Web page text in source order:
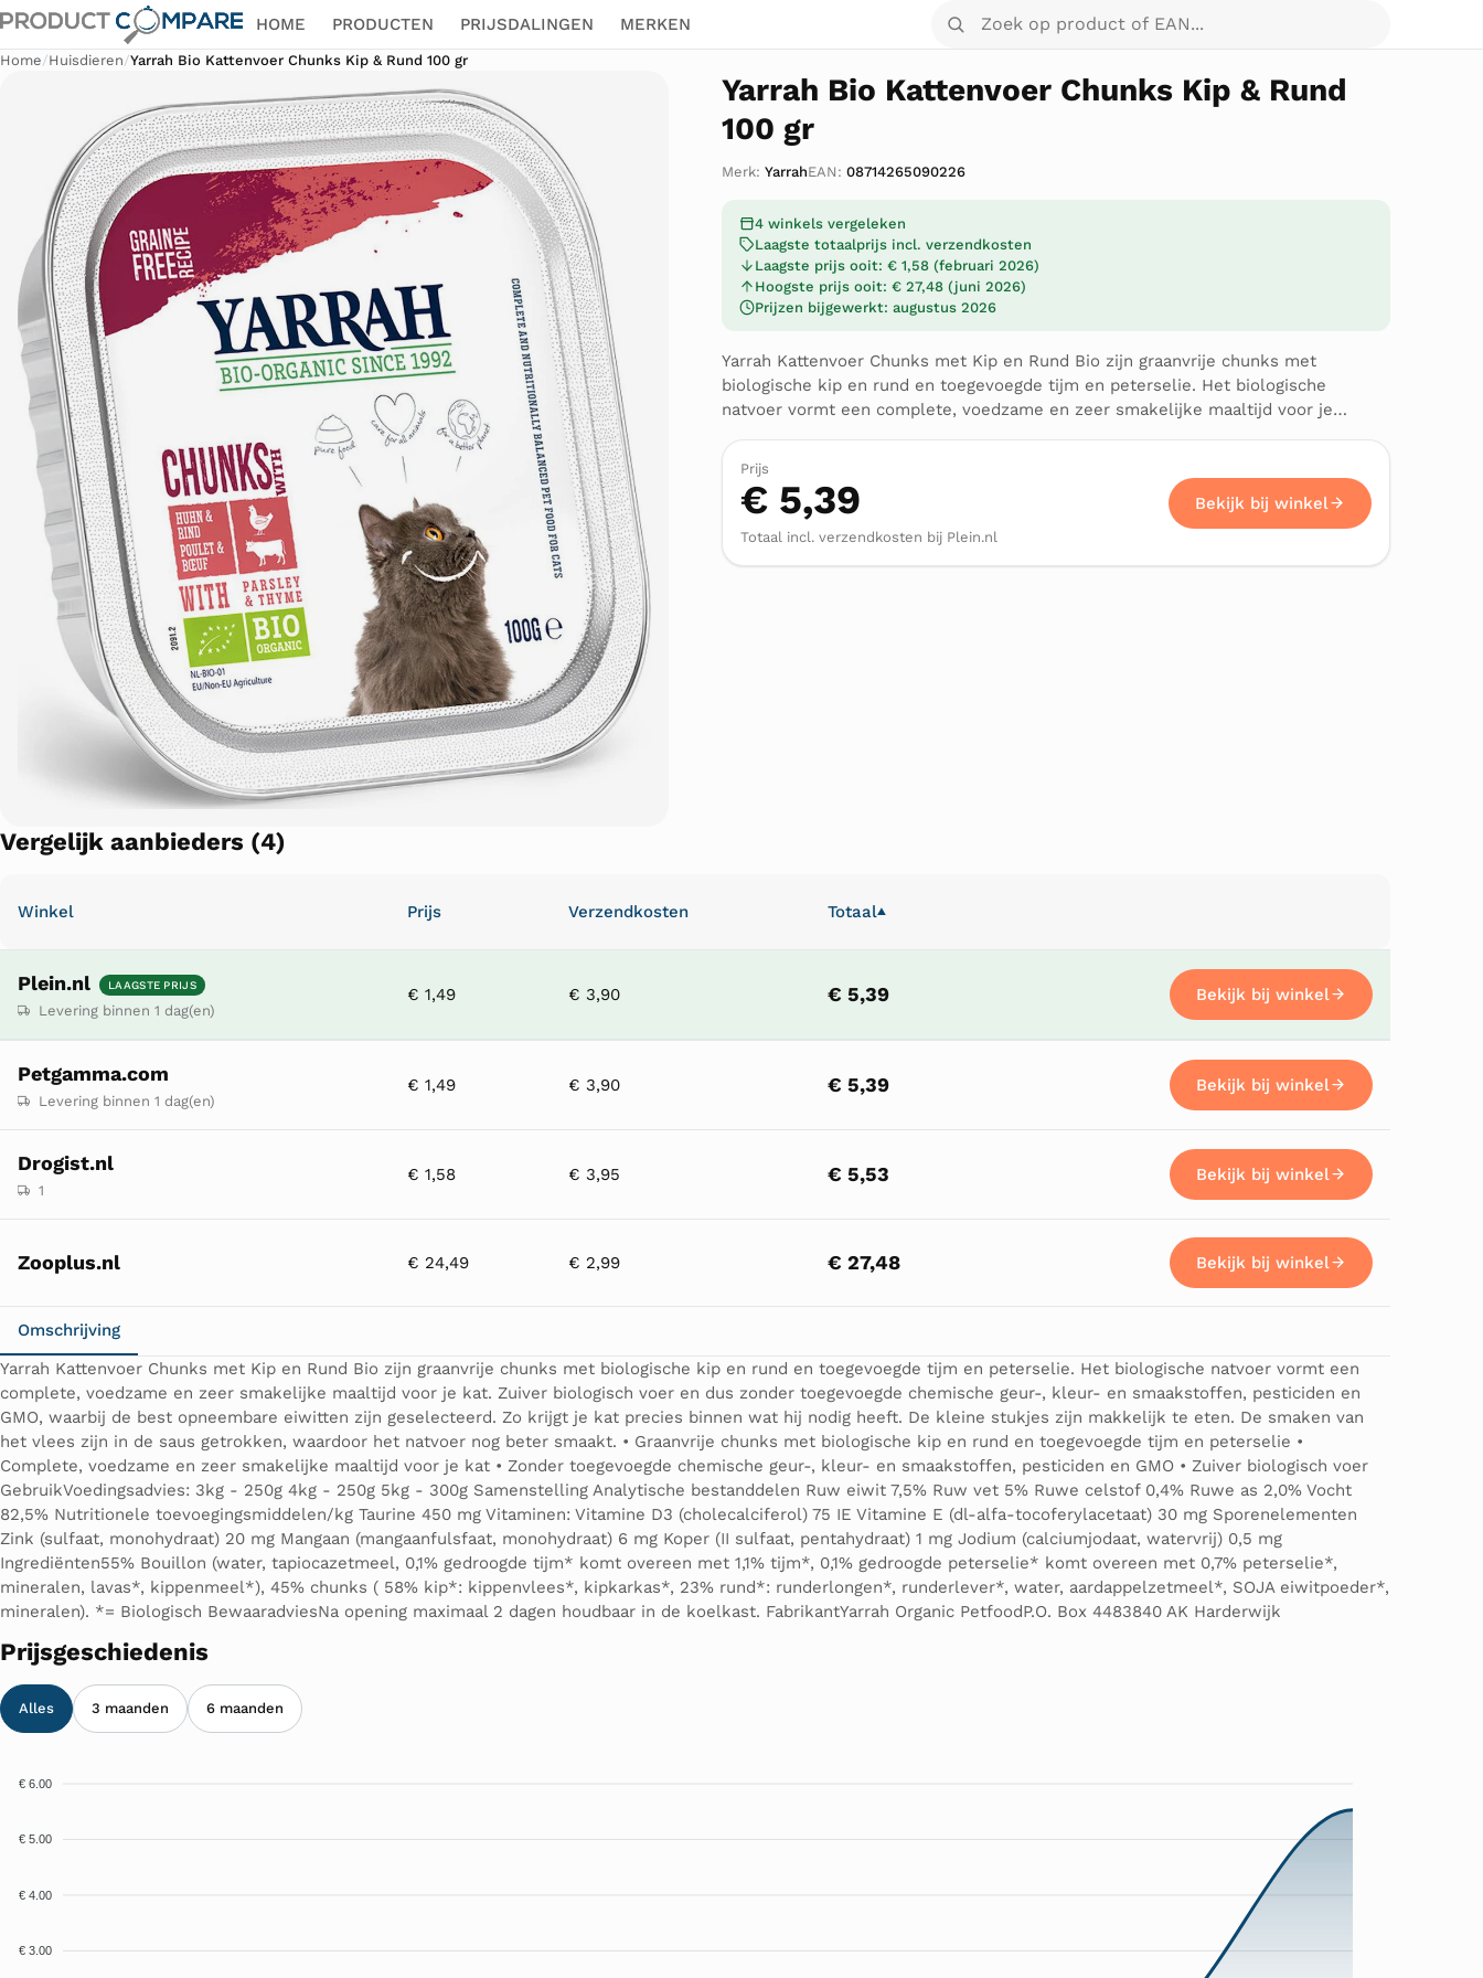
HOME PRODUCTEN PRIJSDALINGEN MERKEN
Zoek op product of EAN...
Home/Huisdieren/Yarrah Bio Kattenvoer Chunks Kip & Rund 100 gr
Yarrah Bio Kattenvoer Chunks Kip & Rund
100 gr
Merk: YarrahEAN: 08714265090226
4 winkels vergeleken
Laagste totaalprijs incl. verzendkosten
Laagste prijs ooit: € 1,58 (februari 2026)
Hoogste prijs ooit: € 27,48 (juni 2026)
Prijzen bijgewerkt: augustus 2026
Yarrah Kattenvoer Chunks met Kip en Rund Bio zijn graanvrije chunks met
biologische kip en rund en toegevoegde tijm en peterselie. Het biologische
natvoer vormt een complete, voedzame en zeer smakelijke maaltijd voor je…
Prijs
€ 5,39
Totaal incl. verzendkosten bij Plein.nl
Bekijk bij winkel
Vergelijk aanbieders (4)
Winkel Prijs Verzendkosten Totaal▲
Plein.nl LAAGSTE PRIJS
Levering binnen 1 dag(en)
€ 1,49 € 3,90 € 5,39 Bekijk bij winkel
Petgamma.com
Levering binnen 1 dag(en)
€ 1,49 € 3,90 € 5,39 Bekijk bij winkel
Drogist.nl
1
€ 1,58 € 3,95 € 5,53 Bekijk bij winkel
Zooplus.nl € 24,49 € 2,99 € 27,48 Bekijk bij winkel
Omschrijving
Yarrah Kattenvoer Chunks met Kip en Rund Bio zijn graanvrije chunks met biologische kip en rund en toegevoegde tijm en peterselie. Het biologische natvoer vormt een
complete, voedzame en zeer smakelijke maaltijd voor je kat. Zuiver biologisch voer en dus zonder toegevoegde chemische geur-, kleur- en smaakstoffen, pesticiden en
GMO, waarbij de best opneembare eiwitten zijn geselecteerd. Zo krijgt je kat precies binnen wat hij nodig heeft. De kleine stukjes zijn makkelijk te eten. De smaken van
het vlees zijn in de saus getrokken, waardoor het natvoer nog beter smaakt. • Graanvrije chunks met biologische kip en rund en toegevoegde tijm en peterselie •
Complete, voedzame en zeer smakelijke maaltijd voor je kat • Zonder toegevoegde chemische geur-, kleur- en smaakstoffen, pesticiden en GMO • Zuiver biologisch voer
GebruikVoedingsadvies: 3kg - 250g 4kg - 250g 5kg - 300g Samenstelling Analytische bestanddelen Ruw eiwit 7,5% Ruw vet 5% Ruwe celstof 0,4% Ruwe as 2,0% Vocht
82,5% Nutritionele toevoegingsmiddelen/kg Taurine 450 mg Vitaminen: Vitamine D3 (cholecalciferol) 75 IE Vitamine E (dl-alfa-tocoferylacetaat) 30 mg Sporenelementen
Zink (sulfaat, monohydraat) 20 mg Mangaan (mangaanfulsfaat, monohydraat) 6 mg Koper (II sulfaat, pentahydraat) 1 mg Jodium (calciumjodaat, watervrij) 0,5 mg
Ingrediënten55% Bouillon (water, tapiocazetmeel, 0,1% gedroogde tijm* komt overeen met 1,1% tijm*, 0,1% gedroogde peterselie* komt overeen met 0,7% peterselie*,
mineralen, lavas*, kippenmeel*), 45% chunks ( 58% kip*: kippenvlees*, kipkarkas*, 23% rund*: runderlongen*, runderlever*, water, aardappelzetmeel*, SOJA eiwitpoeder*,
mineralen). *= Biologisch BewaaradviesNa opening maximaal 2 dagen houdbaar in de koelkast. FabrikantYarrah Organic PetfoodP.O. Box 4483840 AK Harderwijk
Prijsgeschiedenis
Alles 3 maanden 6 maanden
€ 6.00
€ 5.00
€ 4.00
€ 3.00